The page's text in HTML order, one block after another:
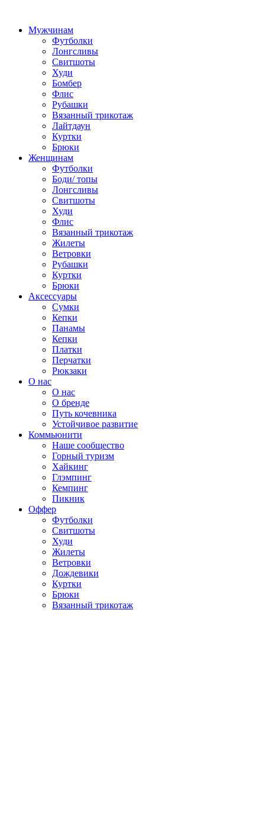
Мужчинам
Футболки
Лонгсливы
Свитшоты
Худи
Бомбер
Флис
Рубашки
Вязанный трикотаж
Лайтдаун
Куртки
Брюки
Женщинам
Футболки
Боди/ топы
Лонгсливы
Свитшоты
Худи
Флис
Вязанный трикотаж
Жилеты
Ветровки
Рубашки
Куртки
Брюки
Аксессуары
Сумки
Кепки
Панамы
Кепки
Платки
Перчатки
Рюкзаки
О нас
О нас
О бренде
Путь кочевника
Устойчивое развитие
Коммьюнити
Наше сообщество
Горный туризм
Хайкинг
Глэмпинг
Кемпинг
Пикник
Оффер
Футболки
Свитшоты
Худи
Жилеты
Ветровки
Дождевики
Куртки
Брюки
Вязанный трикотаж